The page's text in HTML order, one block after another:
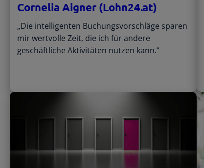
Cornelia Aigner (Lohn24.at)
„Die intelligenten Buchungsvorschläge sparen
mir wertvolle Zeit, die ich für andere
geschäftliche Aktivitäten nutzen kann.“